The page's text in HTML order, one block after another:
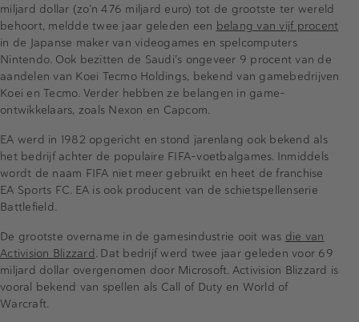
miljard dollar (zo’n 476 miljard euro) tot de grootste ter wereld
behoort, meldde twee jaar geleden een belang van vijf procent
in de Japanse maker van videogames en spelcomputers
Nintendo. Ook bezitten de Saudi’s ongeveer 9 procent van de
aandelen van Koei Tecmo Holdings, bekend van gamebedrijven
Koei en Tecmo. Verder hebben ze belangen in game-
ontwikkelaars, zoals Nexon en Capcom.
EA werd in 1982 opgericht en stond jarenlang ook bekend als
het bedrijf achter de populaire FIFA-voetbalgames. Inmiddels
wordt de naam FIFA niet meer gebruikt en heet de franchise
EA Sports FC. EA is ook producent van de schietspellenserie
Battlefield.
De grootste overname in de gamesindustrie ooit was die van
Activision Blizzard . Dat bedrijf werd twee jaar geleden voor 69
miljard dollar overgenomen door Microsoft. Activision Blizzard is
vooral bekend van spellen als Call of Duty en World of
Warcraft.